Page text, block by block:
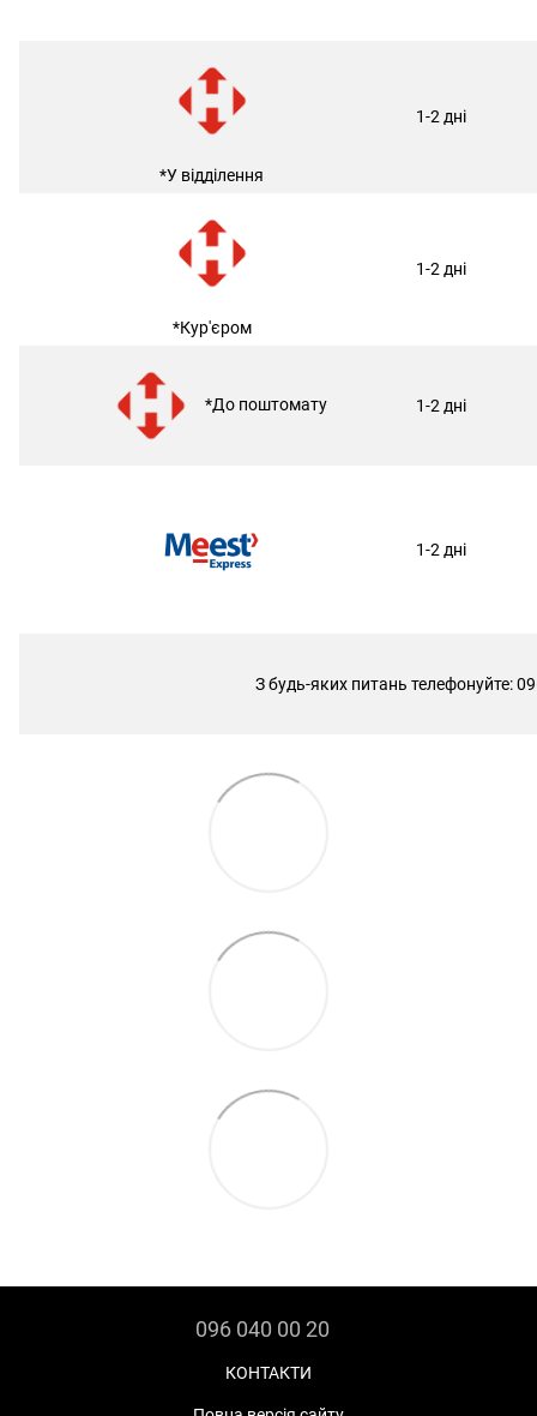
*У відділення
1-2 дні
*Кур'єром
1-2 дні
*До поштомату 1-2 дні
1-2 дні
З будь-яких питань телефонуйте:
096 040 00 20
КОНТАКТИ